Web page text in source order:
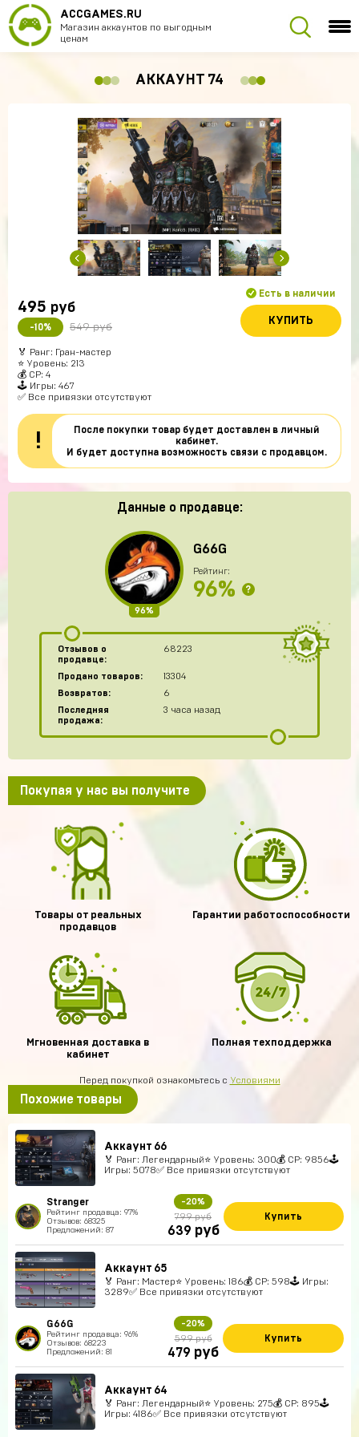
ACCGAMES.RU
Магазин аккаунтов по выгодным
ценам
АККАУНТ 74
495 руб
-10% 549 руб
Есть в наличии
КУПИТЬ
🏅 Ранг: Гран-мастер
⭐️ Уровень: 213
💰 CP: 4
🕹 Игры: 467
✅ Все привязки отсутствуют
!
После покупки товар будет доставлен в личный
кабинет.
И будет доступна возможность связи с продавцом.
Данные о продавце:
96%
G66G
Рейтинг:
96% ?
Отзывов о
продавце:
68223
Продано товаров:
13304
Возвратов:
6
Последняя
продажа:
3 часа назад
Покупая у нас вы получите
Товары от реальных
продавцов
Гарантии работоспособности
Мгновенная доставка в
кабинет
Полная техподдержка
Перед покупкой ознакомьтесь с Условиями
Похожие товары
Аккаунт 66
🏅 Ранг: Легендарный⭐️ Уровень: 300💰 CP: 9856🕹
Игры: 5078✅ Все привязки отсутствуют
Stranger
Рейтинг продавца: 97%
Отзывов: 68325
Предложений: 87
-20%
799 руб
639 руб
Купить
Аккаунт 65
🏅 Ранг: Мастер⭐️ Уровень: 186💰 CP: 598🕹 Игры:
3289✅ Все привязки отсутствуют
G66G
Рейтинг продавца: 96%
Отзывов: 68223
Предложений: 81
-20%
599 руб
479 руб
Купить
Аккаунт 64
🏅 Ранг: Легендарный⭐️ Уровень: 275💰 CP: 895🕹
Игры: 4186✅ Все привязки отсутствуют